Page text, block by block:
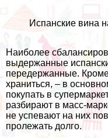
Испанские вина
Наиболее
выдержанные
передержанные.
храниться, – в
покупать в
разбирают в масс-
не успевают на них
пролежать долго.